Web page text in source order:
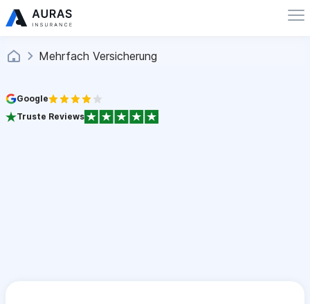
Mehrfach Versicherung
Google
Truste Reviews